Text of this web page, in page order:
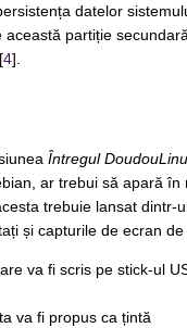
datelor
această partiție
4].
Întregul
ar trebui să apară în
trebuie lansat dintr-
și capturile de ecran de
va fi scris pe stick-ul
va fi propus ca țintă